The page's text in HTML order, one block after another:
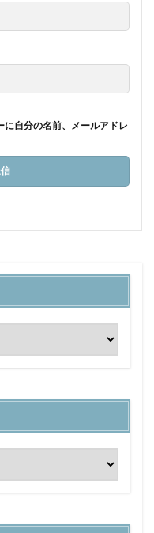
自分の名前、メールアドレ
ー名